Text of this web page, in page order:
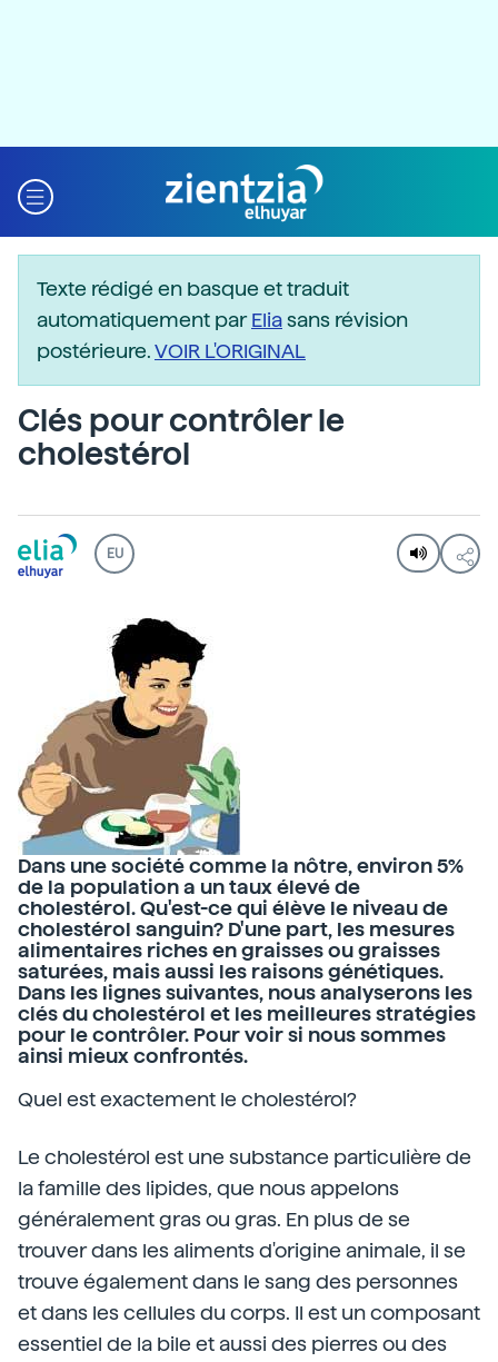
Texte rédigé en basque et traduit
automatiquement parEliasans révision
postérieure.VOIR L'ORIGINAL
Clés pour contrôler le
cholestérol
EU
Dans une société comme la nôtre, environ 5%
de la population a un taux élevé de
cholestérol. Qu'est-ce qui élève le niveau de
cholestérol sanguin? D'une part, les mesures
alimentaires riches en graisses ou graisses
saturées, mais aussi les raisons génétiques.
Dans les lignes suivantes, nous analyserons les
clés du cholestérol et les meilleures stratégies
pour le contrôler. Pour voir si nous sommes
ainsi mieux confrontés.
Quel est exactement le cholestérol?
Le cholestérol est une substance particulière de
la famille des lipides, que nous appelons
généralement gras ou gras. En plus de se
trouver dans les aliments d'origine animale, il se
trouve également dans le sang des personnes
et dans les cellules du corps. Il est un composant
essentiel de la bile et aussi des pierres ou des